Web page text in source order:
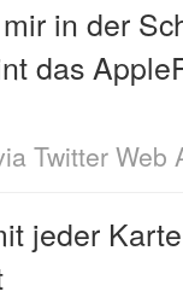
in der
das
Twitter Web
jeder